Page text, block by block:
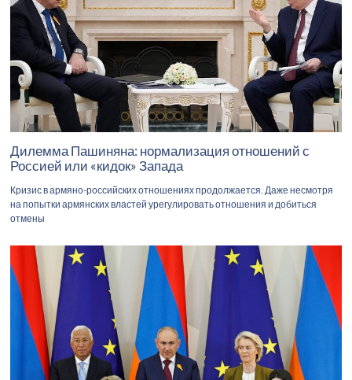
Дилемма Пашиняна: нормализация отношений с
Россией или «кидок» Запада
Кризис в армяно-российских отношениях продолжается. Даже несмотря
на попытки армянских властей урегулировать отношения и добиться
отмены